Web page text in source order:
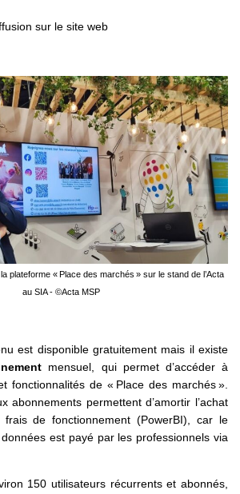
sur le site web
plateforme « Place des marchés » sur le stand de l’Acta
au SIA - ©Acta MSP
est disponible gratuitement mais il existe
mensuel, qui permet d’accéder à
fonctionnalités de « Place des marchés ».
abonnements permettent d’amortir l’achat
de fonctionnement (PowerBI), car le
données est payé par les professionnels via
150 utilisateurs récurrents et abonnés,